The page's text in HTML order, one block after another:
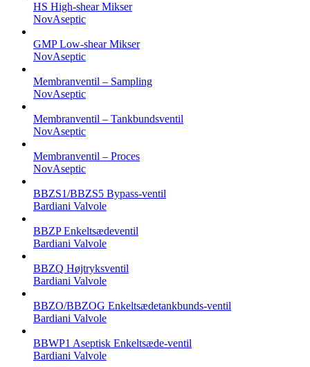
HS High-shear Mikser
NovAseptic
GMP Low-shear Mikser
NovAseptic
Membranventil – Sampling
NovAseptic
Membranventil – Tankbundsventil
NovAseptic
Membranventil – Proces
NovAseptic
BBZS1/BBZS5 Bypass-ventil
Bardiani Valvole
BBZP Enkeltsædeventil
Bardiani Valvole
BBZQ Højtryksventil
Bardiani Valvole
BBZO/BBZOG Enkeltsædetankbunds-ventil
Bardiani Valvole
BBWP1 Aseptisk Enkeltsæde-ventil
Bardiani Valvole